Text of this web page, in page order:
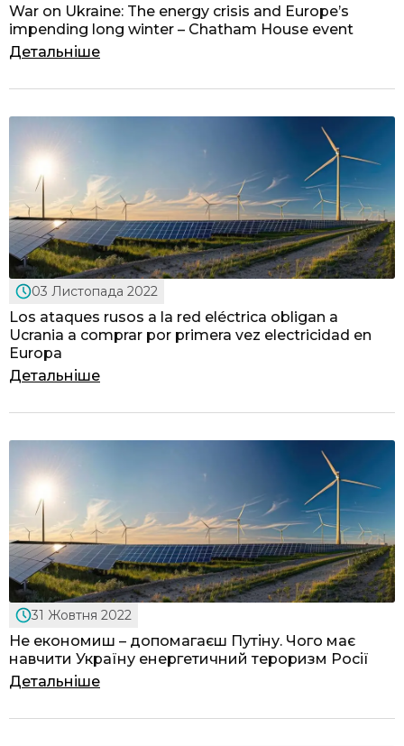
War on Ukraine: The energy crisis and Europe’s
impending long winter – Chatham House event
Детальніше
03 Листопада 2022
Los ataques rusos a la red eléctrica obligan a
Ucrania a comprar por primera vez electricidad en
Europa
Детальніше
31 Жовтня 2022
Не економиш – допомагаєш Путіну. Чого має
навчити Україну енергетичний тероризм Росії
Детальніше